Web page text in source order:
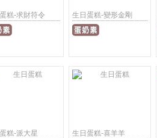
糕-求財符令 生日蛋糕-變形金剛
糕-派大星 生日蛋糕-喜羊羊